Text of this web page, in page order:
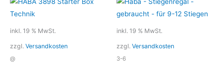
inkl. 19 % MwSt.
zzgl. Versandkosten
@
inkl. 19 % MwSt.
zzgl. Versandkosten
3-6